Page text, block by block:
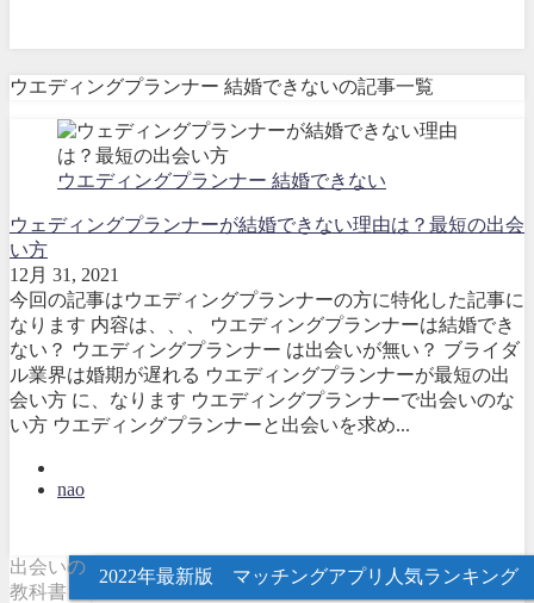
ウエディングプランナー 結婚できないの記事一覧
ウエディングプランナー 結婚できない
ウェディングプランナーが結婚できない理由は？最短の出会
い方
12月 31, 2021
今回の記事はウエディングプランナーの方に特化した記事に
なります 内容は、、、 ウエディングプランナーは結婚でき
ない？ ウエディングプランナー は出会いが無い？ ブライダ
ル業界は婚期が遅れる ウエディングプランナーが最短の出
会い方 に、なります ウエディングプランナーで出会いのな
い方 ウエディングプランナーと出会いを求め...
nao
2022年最新版 マッチングアプリ人気ランキング
出会いの
教科書